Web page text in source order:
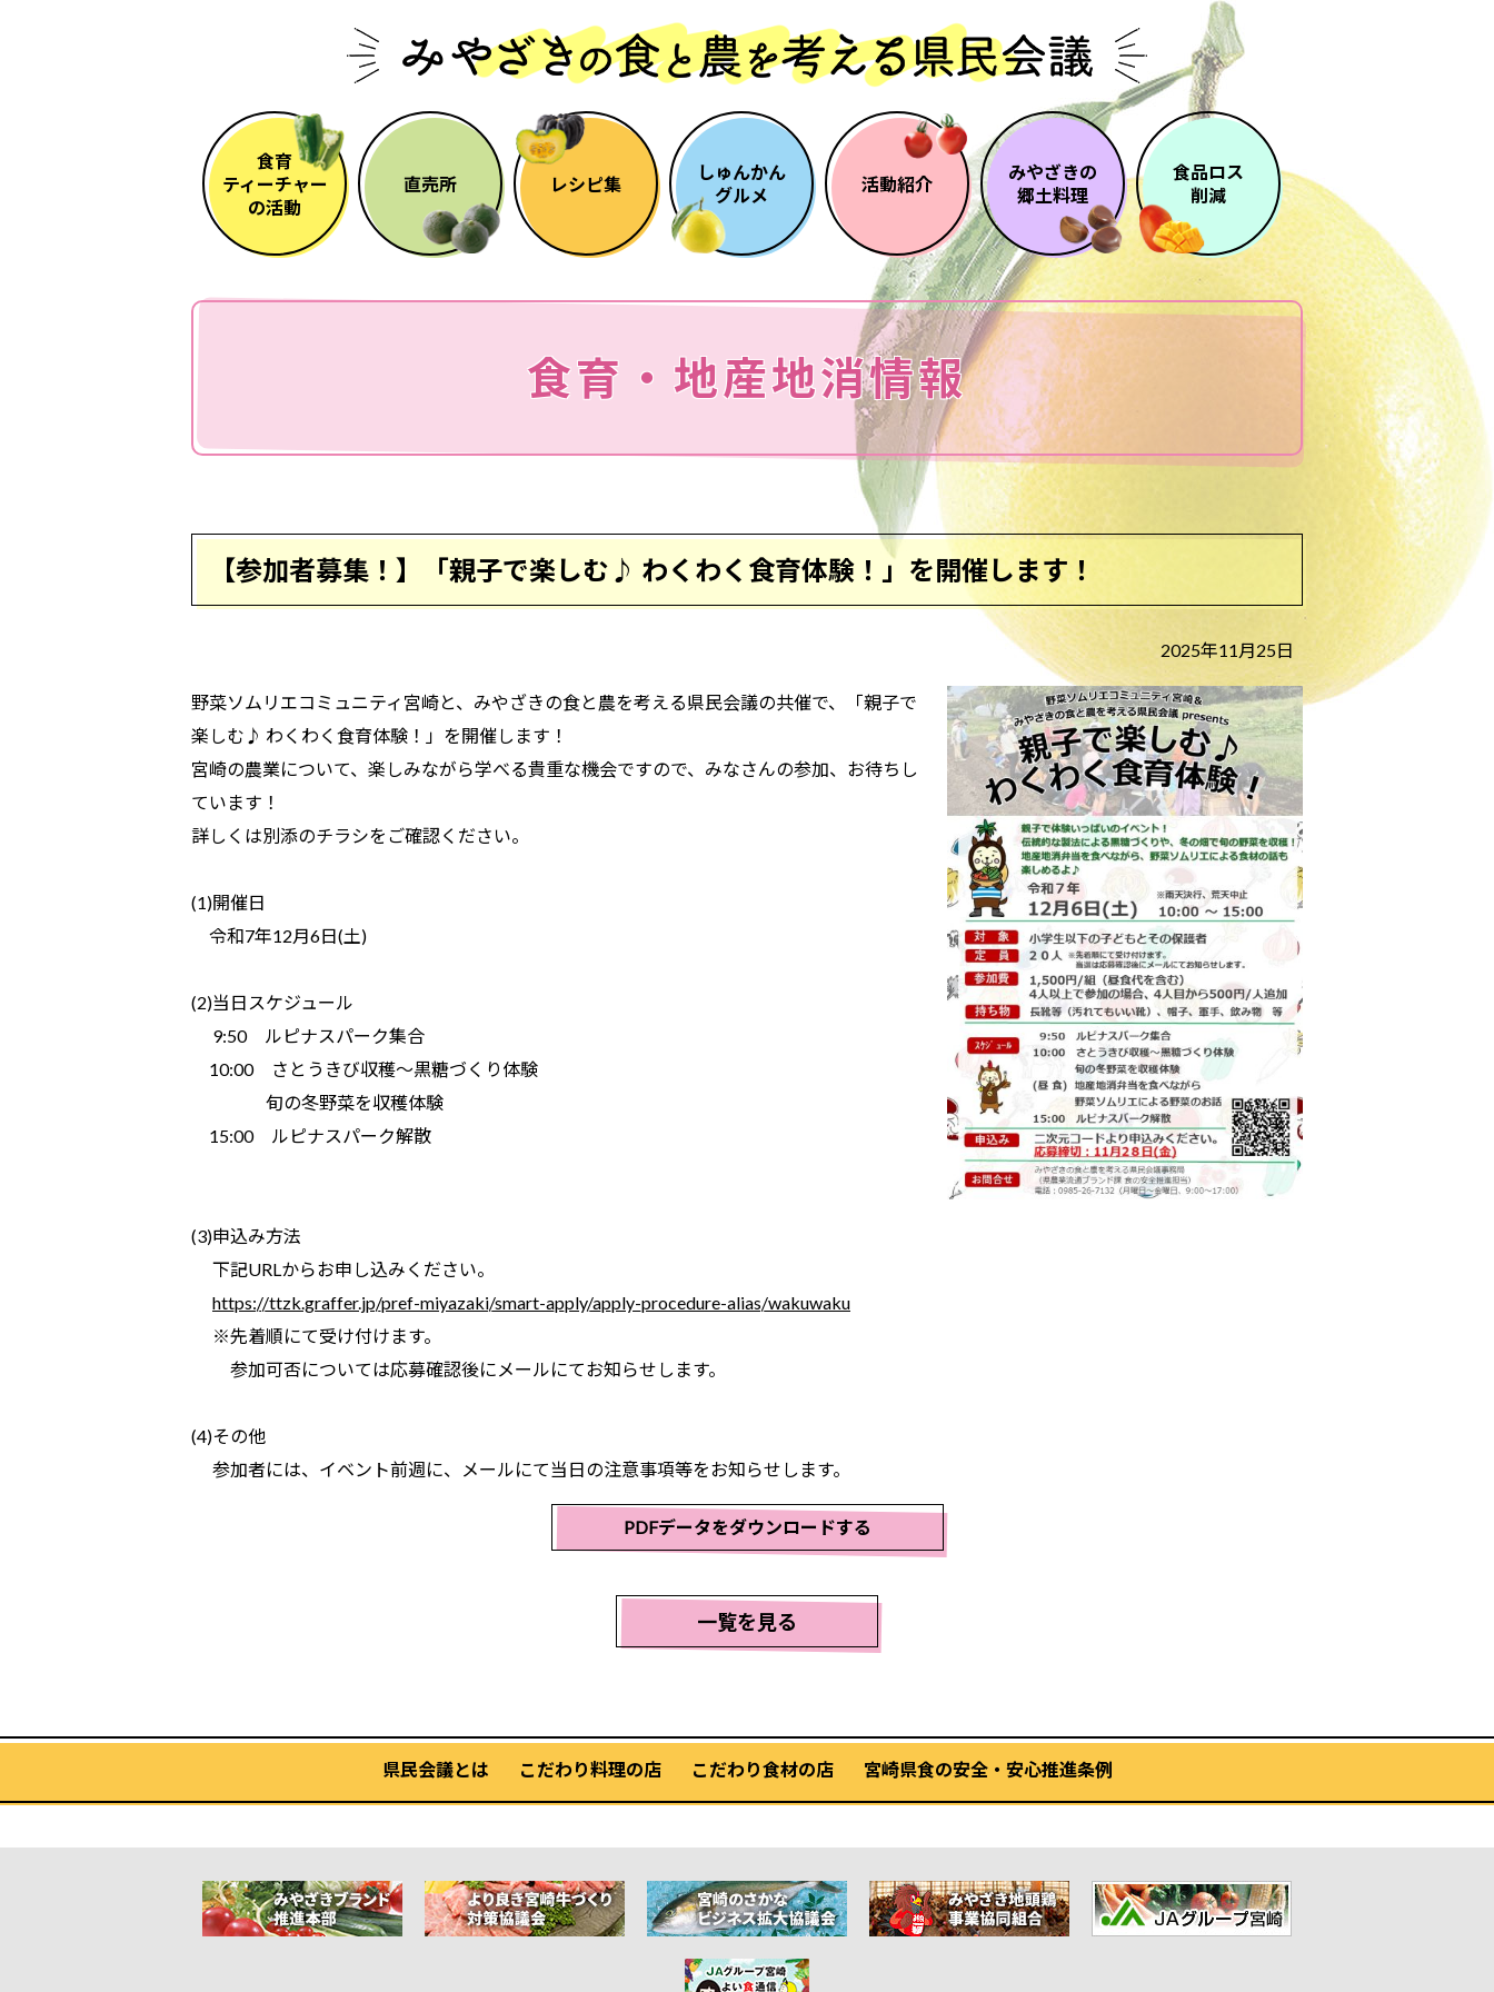
食育
ティーチャー
の活動
直売所 レシピ集
しゅんかん
グルメ
活動紹介
みやざきの
郷土料理
食品ロス
削減
食育・地産地消情報
【参加者募集！】「親子で楽しむ♪ わくわく食育体験！」を開催します！
2025年11月25日
野菜ソムリエコミュニティ宮崎と、みやざきの食と農を考える県民会議の共催で、「親子で
楽しむ♪ わくわく食育体験！」を開催します！
宮崎の農業について、楽しみながら学べる貴重な機会ですので、みなさんの参加、お待ちし
ています！
詳しくは別添のチラシをご確認ください。
(1)開催日
令和7年12月6日(土)
(2)当日スケジュール
9:50 ルピナスパーク集合
10:00 さとうきび収穫～黒糖づくり体験
旬の冬野菜を収穫体験
15:00 ルピナスパーク解散
(3)申込み方法
下記URLからお申し込みください。
https://ttzk.graffer.jp/pref-miyazaki/smart-apply/apply-procedure-alias/wakuwaku
※先着順にて受け付けます。
参加可否については応募確認後にメールにてお知らせします。
(4)その他
参加者には、イベント前週に、メールにて当日の注意事項等をお知らせします。
PDFデータをダウンロードする
一覧を見る
県民会議とは こだわり料理の店 こだわり食材の店 宮崎県食の安全・安心推進条例